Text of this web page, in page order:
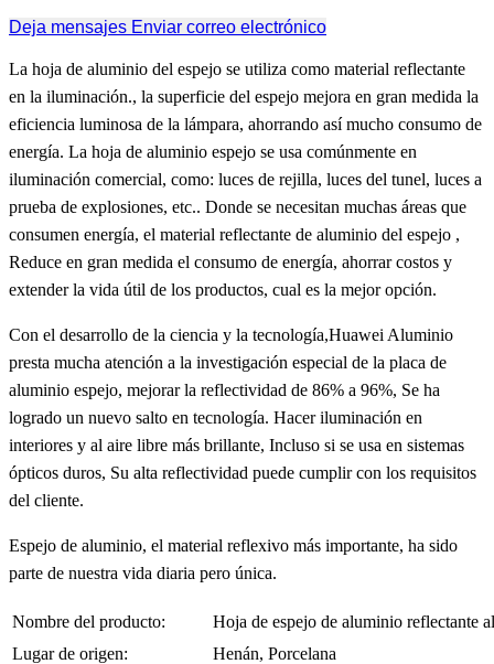
Deja mensajes Enviar correo electrónico
La hoja de aluminio del espejo se utiliza como material reflectante
en la iluminación., la superficie del espejo mejora en gran medida la
eficiencia luminosa de la lámpara, ahorrando así mucho consumo de
energía. La hoja de aluminio espejo se usa comúnmente en
iluminación comercial, como: luces de rejilla, luces del tunel, luces a
prueba de explosiones, etc.. Donde se necesitan muchas áreas que
consumen energía, el material reflectante de aluminio del espejo ,
Reduce en gran medida el consumo de energía, ahorrar costos y
extender la vida útil de los productos, cual es la mejor opción.
Con el desarrollo de la ciencia y la tecnología,Huawei Aluminio
presta mucha atención a la investigación especial de la placa de
aluminio espejo, mejorar la reflectividad de 86% a 96%, Se ha
logrado un nuevo salto en tecnología. Hacer iluminación en
interiores y al aire libre más brillante, Incluso si se usa en sistemas
ópticos duros, Su alta reflectividad puede cumplir con los requisitos
del cliente.
Espejo de aluminio, el material reflexivo más importante, ha sido
parte de nuestra vida diaria pero única.
Nombre del producto:
Hoja de espejo de aluminio reflectante
Lugar de origen:
Henán, Porcelana